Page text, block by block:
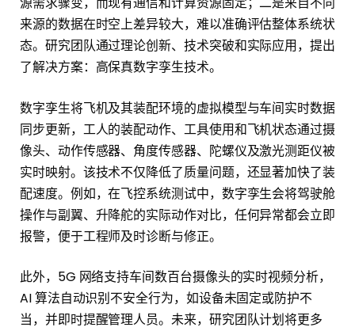
来源的数据在时空上差异较大，难以准确评估整体系统状
态。研究团队通过理论创新、技术突破和实际应用，提出
了解决方案：高保真数字孪生技术。
数字孪生将飞机及其装配环境的虚拟模型与车间实时数据
同步更新，工人的装配动作、工具使用和飞机状态通过摄
像头、动作传感器、角度传感器、陀螺仪及激光测距仪被
实时映射。该技术不仅降低了质量问题，还显著加快了装
配速度。例如，在飞控系统测试中，数字孪生会将驾驶舱
操作与副翼、升降舵的实际动作对比，任何异常都会立即
报警，便于工程师及时诊断与修正。
此外，5G 网络支持车间数百台摄像头的实时视频分析，
AI 算法自动识别不安全行为，如设备未固定或防护不
当，并即时提醒管理人员。未来，研究团队计划将更多